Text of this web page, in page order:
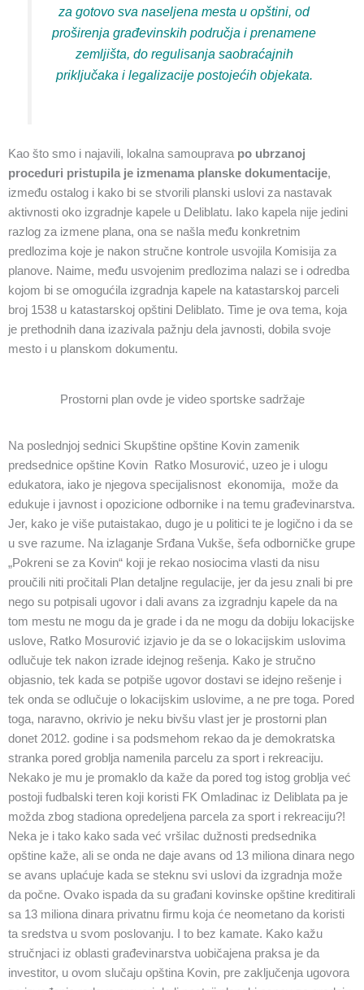
za gotovo sva naseljena mesta u opštini, od
proširenja građevinskih područja i prenamene
zemljišta, do regulisanja saobraćajnih
priključaka i legalizacije postojećih objekata.
Kao što smo i najavili, lokalna samouprava po ubrzanoj
proceduri pristupila je izmenama planske dokumentacije,
između ostalog i kako bi se stvorili planski uslovi za nastavak
aktivnosti oko izgradnje kapele u Deliblatu. Iako kapela nije jedini
razlog za izmene plana, ona se našla među konkretnim
predlozima koje je nakon stručne kontrole usvojila Komisija za
planove. Naime, među usvojenim predlozima nalazi se i odredba
kojom bi se omogućila izgradnja kapele na katastarskoj parceli
broj 1538 u katastarskoj opštini Deliblato. Time je ova tema, koja
je prethodnih dana izazivala pažnju dela javnosti, dobila svoje
mesto i u planskom dokumentu.
Prostorni plan ovde je video sportske sadržaje
Na poslednjoj sednici Skupštine opštine Kovin zamenik
predsednice opštine Kovin Ratko Mosurović, uzeo je i ulogu
edukatora, iako je njegova specijalisnost ekonomija, može da
edukuje i javnost i opozicione odbornike i na temu građevinarstva.
Jer, kako je više putaistakao, dugo je u politici te je logično i da se
u sve razume. Na izlaganje Srđana Vukše, šefa odborničke grupe
„Pokreni se za Kovin“ koji je rekao nosiocima vlasti da nisu
proučili niti pročitali Plan detaljne regulacije, jer da jesu znali bi pre
nego su potpisali ugovor i dali avans za izgradnju kapele da na
tom mestu ne mogu da je grade i da ne mogu da dobiju lokacijske
uslove, Ratko Mosurović izjavio je da se o lokacijskim uslovima
odlučuje tek nakon izrade idejnog rešenja. Kako je stručno
objasnio, tek kada se potpiše ugovor dostavi se idejno rešenje i
tek onda se odlučuje o lokacijskim uslovime, a ne pre toga. Pored
toga, naravno, okrivio je neku bivšu vlast jer je prostorni plan
donet 2012. godine i sa podsmehom rekao da je demokratska
stranka pored groblja namenila parcelu za sport i rekreaciju.
Nekako je mu je promaklo da kaže da pored tog istog groblja već
postoji fudbalski teren koji koristi FK Omladinac iz Deliblata pa je
možda zbog stadiona opredeljena parcela za sport i rekreaciju?!
Neka je i tako kako sada već vršilac dužnosti predsednika
opštine kaže, ali se onda ne daje avans od 13 miliona dinara nego
se avans uplaćuje kada se steknu svi uslovi da izgradnja može
da počne. Ovako ispada da su građani kovinske opštine kreditirali
sa 13 miliona dinara privatnu firmu koja će neometano da koristi
ta sredstva u svom poslovanju. I to bez kamate. Kako kažu
stručnjaci iz oblasti građevinarstva uobičajena praksa je da
investitor, u ovom slučaju opština Kovin, pre zaključenja ugovora